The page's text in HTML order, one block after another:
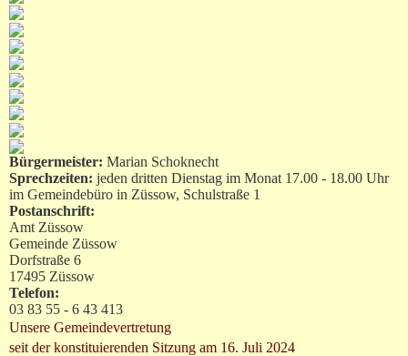
Bürgermeister: Marian Schoknecht
Sprechzeiten: jeden dritten Dienstag im Monat 17.00 - 18.00 Uhr
im Gemeindebüro in Züssow, Schulstraße 1
Postanschrift:
Amt Züssow
Gemeinde Züssow
Dorfstraße 6
17495 Züssow
Telefon:
03 83 55 - 6 43 413
Unsere Gemeindevertretung
seit der konstituierenden Sitzung am 16. Juli 2024